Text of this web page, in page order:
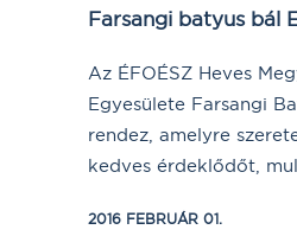
Farsangi batyus bál
Az ÉFOÉSZ Heves
Egyesülete Farsangi
rendez, amelyre
kedves érdeklődőt,
2016 FEBRUÁR 01.